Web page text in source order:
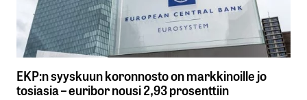
EKP:n syyskuun koronnosto on markkinoille jo
tosiasia – euribor nousi 2,93 prosenttiin